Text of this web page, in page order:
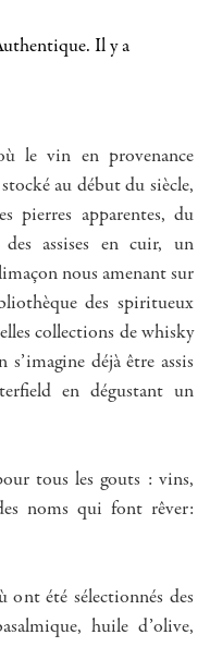
Il y a
le vin en provenance
au début du siècle,
pierres apparentes, du
assises en cuir, un
nous amenant sur
des spiritueux
collections de whisky
déjà être assis
en dégustant un
tous les gouts : vins,
noms qui font rêver:
été sélectionnés des
huile d’olive,